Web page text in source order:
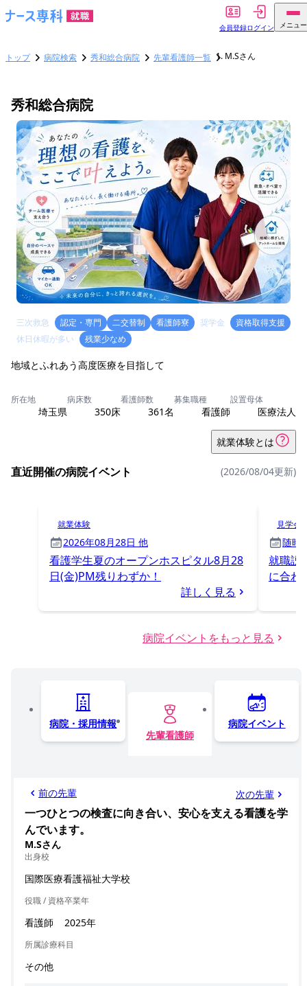
会員登録ログイン メニュー
トップ 病院検索 秀和総合病院 先輩看護師一覧 M.Sさん
秀和総合病院
三次救急 認定・専門 二交替制 看護師寮 奨学金
資格取得支援
休日休暇が多い
残業少なめ
地域とふれあう高度医療を目指して
所在地
埼玉県
病床数
350床
看護師数
361名
募集職種
看護師
設置母体
医療法人
就業体験とは
直近開催の病院イベント (2026/08/04更新)
就業体験
2026年08月28日 他
看護学生夏のオープンホスピタル8月28
日(金)PM残りわずか！
詳しく見る
見学会
随時
就職説
に合わ
病院イベントをもっと見る
病院・採用情報
先輩看護師
病院イベント
前の先輩 次の先輩
一つひとつの検査に向き合い、安心を支える看護を学
んでいます。
M.Sさん
出身校
国際医療看護福祉大学校
役職 / 資格
看護師
卒業年
2025年
所属診療科目
その他